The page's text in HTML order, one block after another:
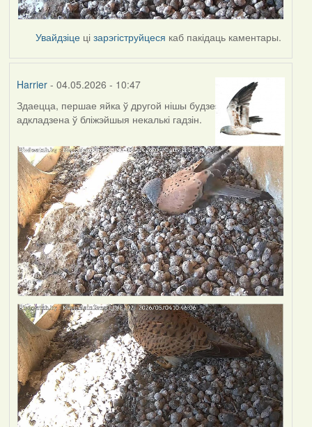
Увайдзіце цізарэгіструйцеся каб пакідаць каментары.
Harrier- 04.05.2026 - 10:47
Здаецца, першае яйка ў другой нішы будзе
адкладзена ў бліжэйшыя некалькі гадзін.